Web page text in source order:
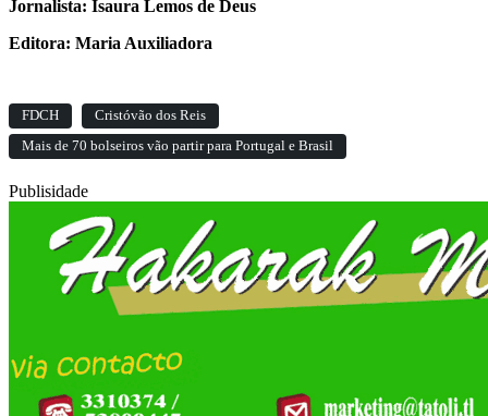
Jornalista: Isaura Lemos de Deus
Editora: Maria Auxiliadora
FDCH
Cristóvão dos Reis
Mais de 70 bolseiros vão partir para Portugal e Brasil
Publisidade